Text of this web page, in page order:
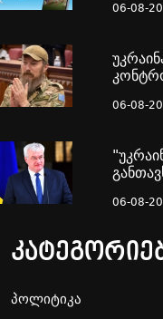
06-08-
06-08-
06-08-
პოლიტიკა